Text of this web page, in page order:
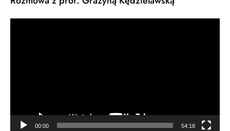
00:00 54:18